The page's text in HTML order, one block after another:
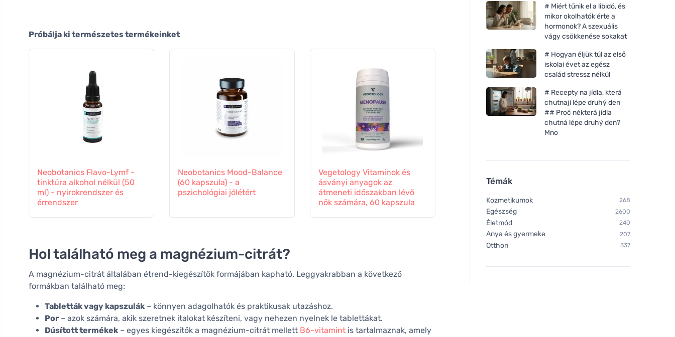
Próbálja ki természetes termékeinket
Neobotanics Flavo-Lymf -
tinktúra alkohol nélkül (50
ml) - nyirokrendszer és
érrendszer
Neobotanics Mood-Balance
(60 kapszula) - a
pszichológiai jólétért
Vegetology Vitaminok és
ásványi anyagok az
átmeneti időszakban lévő
nők számára, 60 kapszula
- B1 Betain B2 B2 B6 Folsav
cink, 60 kapszula
Hol található meg a magnézium-citrát?
A magnézium-citrát általában étrend-kiegészítők formájában kapható. Leggyakrabban a következő
formákban található meg:
Tabletták vagy kapszulák – könnyen adagolhatók és praktikusak utazáshoz.
Por – azok számára, akik szeretnek italokat készíteni, vagy nehezen nyelnek le tablettákat.
Dúsított termékek – egyes kiegészítők a magnézium-citrát mellett B6-vitamint is tartalmaznak, amely
# Miért tűnik el a libidó, és
mikor okolhatók érte a
hormonok? A szexuális
vágy csökkenése sokakat
# Hogyan éljük túl az első
iskolai évet az egész
család stressz nélkül
# Recepty na jídla, která
chutnají lépe druhý den
## Proč některá jídla
chutná lépe druhý den?
Mno
Témák
Kozmetikumok 268
Egészség 2600
Életmód 240
Anya és gyermeke 207
Otthon 337